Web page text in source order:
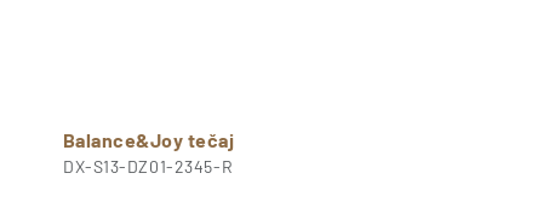
Balance&Joy tečaj
DX-S13-DZ01-2345-R